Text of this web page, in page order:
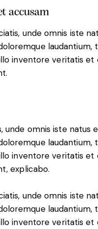
accusam
unde omnis iste
inventore veritatis
unde omnis iste natus
inventore veritatis
explicabo.
unde omnis iste
inventore veritatis